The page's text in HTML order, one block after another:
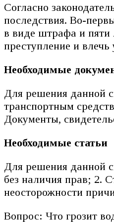
Согласно
последствия. Во-
в виде штрафа и пяти
преступление и
Необходимые
Для решения данной
транспортным
Документы,
Необходимые статьи
Для решения данной
без наличия прав; 2.
неосторожности
Вопрос: Что грозит